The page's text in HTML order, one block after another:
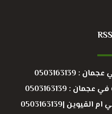
RSS
0503163139
: 0503163139
|0503163139